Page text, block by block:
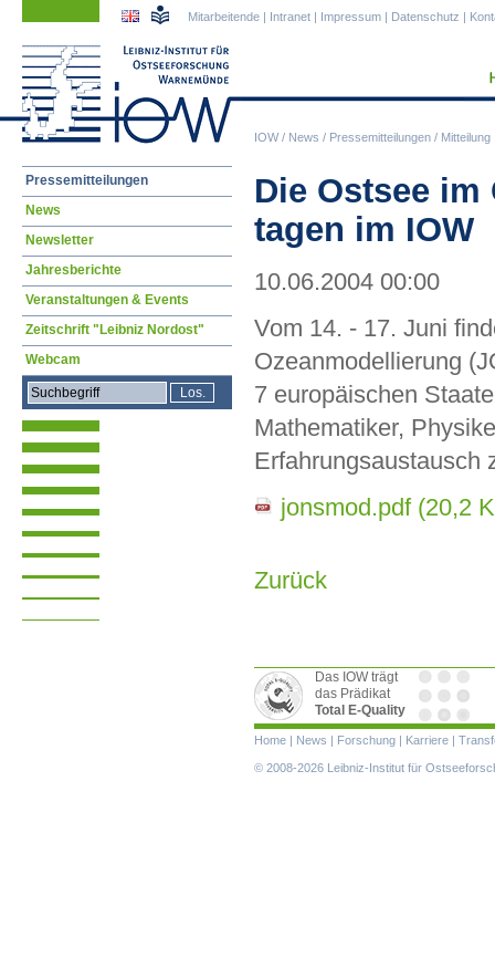
IOW/ News / Pressemitteilungen / Mitteilung
Mitarbeitende | Intranet | Impressum | Datenschutz |
Die Ostsee
tagen im IOW
10.06.2004 00:00
Vom 14. - 17. Juni
Ozeanmodellierung
7 europäischen
Mathematiker,
Erfahrungsaustausch
jonsmod.pdf (20,2
Zurück
Navigation
Pressemitteilungen
News
Newsletter
Jahresberichte
Veranstaltungen & Events
Zeitschrift "Leibniz Nordost"
Webcam
Das IOW trägt
das Prädikat
Total E-Quality
Navigation
überspringen
Home | News | Forschung | Karriere |
© 2008-2026 Leibniz-Institut für